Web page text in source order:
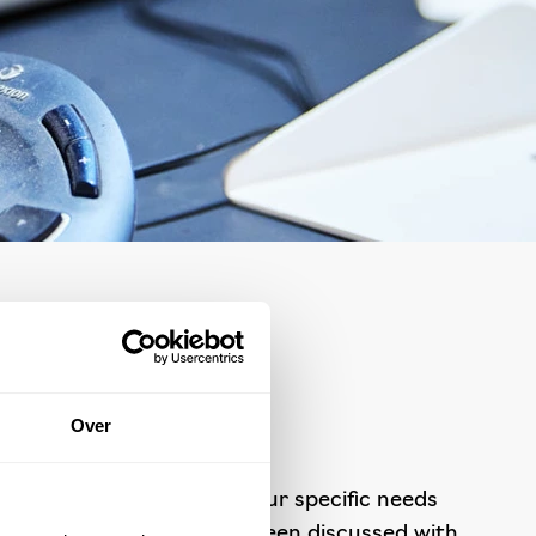
Over
to understand your specific needs